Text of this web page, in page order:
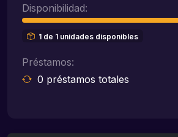
Disponibilidad:
1 de 1 unidades disponibles
Préstamos:
0 préstamos totales